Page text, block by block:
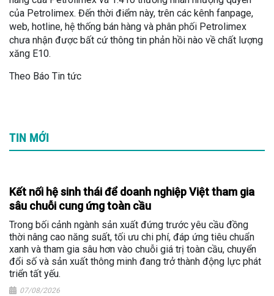
của Petrolimex. Đến thời điểm này, trên các kênh fanpage,
web, hotline, hệ thống bán hàng và phân phối Petrolimex
chưa nhận được bất cứ thông tin phản hồi nào về chất lượng
xăng E10.
Theo Báo Tin tức
TIN MỚI
Kết nối hệ sinh thái để doanh nghiệp Việt tham gia
sâu chuỗi cung ứng toàn cầu
Trong bối cảnh ngành sản xuất đứng trước yêu cầu đồng
thời nâng cao năng suất, tối ưu chi phí, đáp ứng tiêu chuẩn
xanh và tham gia sâu hơn vào chuỗi giá trị toàn cầu, chuyển
đổi số và sản xuất thông minh đang trở thành động lực phát
triển tất yếu.
07/08/2026